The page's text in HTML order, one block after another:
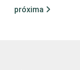
federais e
próxima